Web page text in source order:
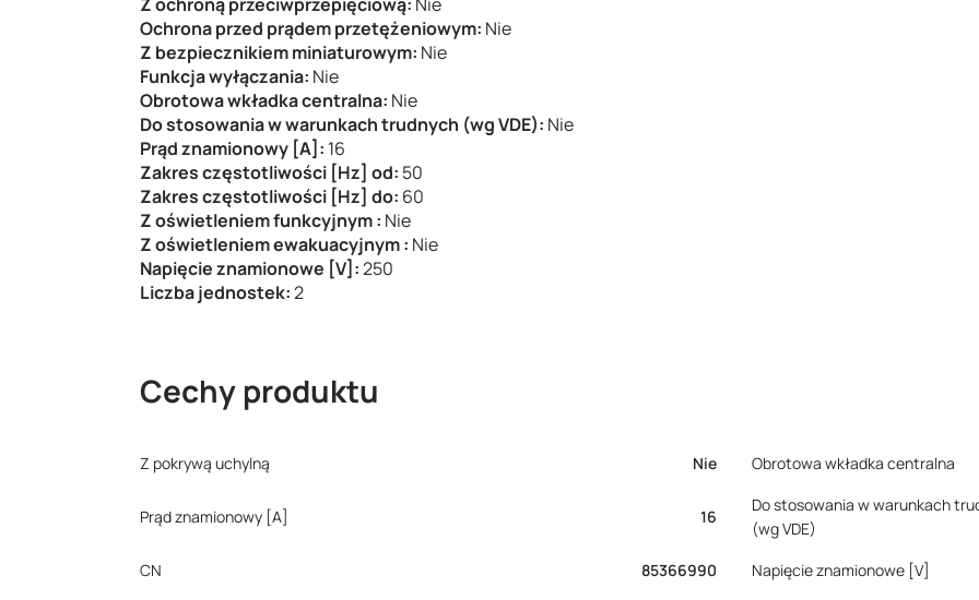
Ochrona przed prądem przetężeniowym: Nie
Z bezpiecznikiem miniaturowym: Nie
Funkcja wyłączania: Nie
Obrotowa wkładka centralna: Nie
Do stosowania w warunkach trudnych (wg VDE): Nie
Prąd znamionowy [A]: 16
Zakres częstotliwości [Hz] od: 50
Zakres częstotliwości [Hz] do: 60
Z oświetleniem funkcyjnym : Nie
Z oświetleniem ewakuacyjnym : Nie
Napięcie znamionowe [V]:250
Liczba jednostek:2
Cechy produktu
Z pokrywą uchylną Nie Obrotowa wkładka centralna
Prąd znamionowy [A] 16
Do stosowania w warunkach
(wg VDE)
CN
85366990
Napięcie znamionowe [V]